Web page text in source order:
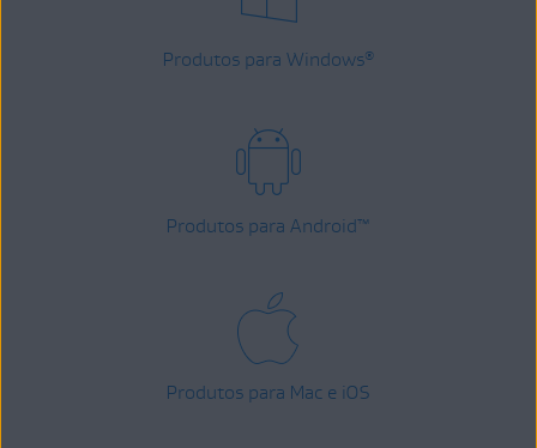
Produtos para Windows®
Produtos para Android™
Produtos para Mac e iOS